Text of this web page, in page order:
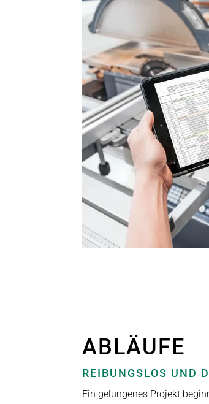
ABLÄUFE
REIBUNGSLOS UND
Ein gelungenes Projekt